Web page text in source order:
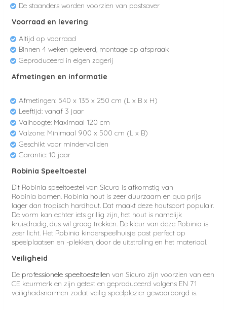
De staanders worden voorzien van postsaver
Voorraad en levering
Altijd op voorraad
Binnen 4 weken geleverd, montage op afspraak
Geproduceerd in eigen zagerij
Afmetingen en informatie
Afmetingen: 540 x 135 x 250 cm (L x B x H)
Leeftijd: vanaf 3 jaar
Valhoogte: Maximaal 120 cm
Valzone: Minimaal 900 x 500 cm (L x B)
Geschikt voor mindervaliden
Garantie: 10 jaar
Robinia Speeltoestel
Dit Robinia speeltoestel van Sicuro is afkomstig van
Robinia bomen. Robinia hout is zeer duurzaam en qua prijs
lager dan tropisch hardhout. Dat maakt deze houtsoort populair.
De vorm kan echter iets grillig zijn, het hout is namelijk
kruisdradig, dus wil graag trekken. De kleur van deze Robinia is
zeer licht. Het Robinia kinderspeelhuisje past perfect op
speelplaatsen en -plekken, door de uitstraling en het materiaal.
Veiligheid
De professionele speeltoestellen van Sicuro zijn voorzien van een
CE keurmerk en zijn getest en geproduceerd volgens EN 71
veiligheidsnormen zodat veilig speelplezier gewaarborgd is.